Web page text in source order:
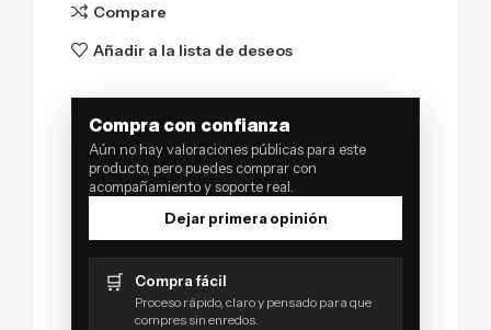
Compare
Añadir a la lista de deseos
Compra con confianza
Aún no hay valoraciones públicas para este
producto, pero puedes comprar con
acompañamiento y soporte real.
Dejar primera opinión
🛒 Compra fácil
Proceso rápido, claro y pensado para que
compres sin enredos.